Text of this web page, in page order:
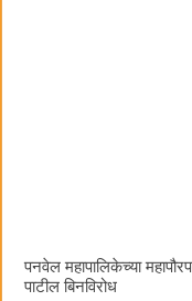
पनवेल महापालिकेच्या
पाटील बिनविरोध